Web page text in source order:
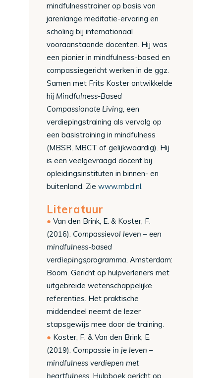
mindfulnesstrainer op basis van
jarenlange meditatie-ervaring en
scholing bij internationaal
vooraanstaande docenten. Hij was
een pionier in mindfulness-based en
compassiegericht werken in de ggz.
Samen met Frits Koster ontwikkelde
hij Mindfulness-Based
Compassionate Living, een
verdiepingstraining als vervolg op
een basistraining in mindfulness
(MBSR, MBCT of gelijkwaardig). Hij
is een veelgevraagd docent bij
opleidingsinstituten in binnen- en
buitenland. Zie www.mbcl.nl
Literatuur
Van den Brink, E. & Koster, F.
(2016). Compassievol leven – een
mindfulness-based
verdiepingsprogramma. Amsterdam:
Boom. Gericht op hulpverleners met
uitgebreide wetenschappelijke
referenties. Het praktische
middendeel neemt de lezer
stapsgewijs mee door de training.
Koster, F. & Van den Brink, E.
(2019). Compassie in je leven –
mindfulness verdiepen met
heartfulness . Hulpboek gericht op